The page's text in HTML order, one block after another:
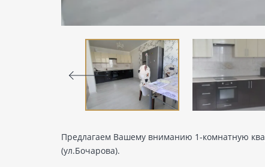
Предлагаем Вашему вниманию 1-комнатную
(ул.Бочарова).